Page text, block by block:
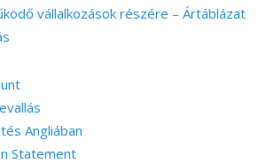
vállalkozások részére – Ártáblázat
Angliában
Statement